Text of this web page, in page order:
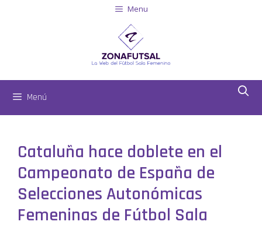
Menu
Menú
Cataluña hace doblete en el
Campeonato de España de
Selecciones Autonómicas
Femeninas de Fútbol Sala